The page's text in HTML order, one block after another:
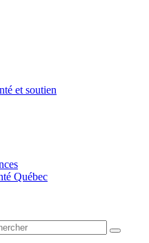
et soutien
Québec